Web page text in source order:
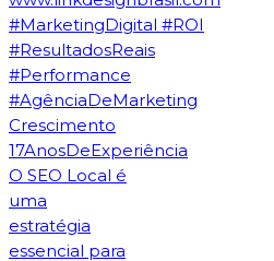
O SEO Local é
uma
estratégia
essencial para